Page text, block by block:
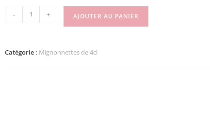
- + AJOUTER AU PANIER
Catégorie : Mignonnettes de 4cl